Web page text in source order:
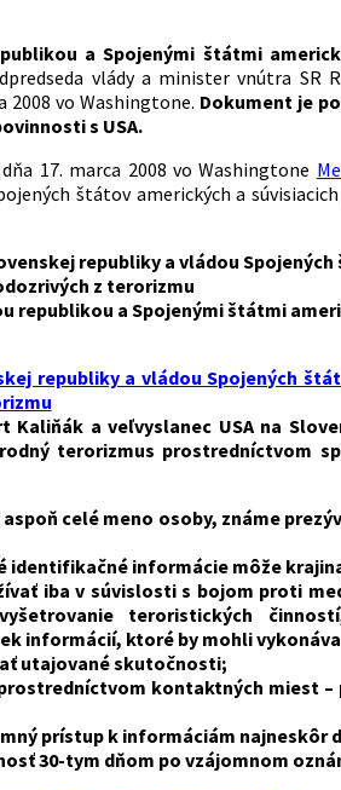
a Spojenými štátmi
vlády a minister vnútra SR
vo Washingtone. Dokument je
s USA.
17. marca 2008 vo Washingtone
štátov amerických a
republiky a vládou
z terorizmu
republikou a Spojenými štátmi
republiky a vládou Spojených
a veľvyslanec USA na
terorizmus prostredníctvom
celé meno osoby, známe
informácie môže
iba v súvislosti s bojom proti
teroristických
informácií, ktoré by mohli
utajované skutočnosti;
kontaktných miest –
prístup k informáciám najneskôr
30-tym dňom po vzájomnom